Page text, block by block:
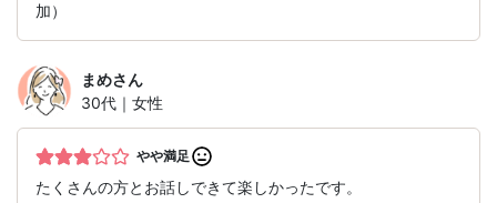
加）
まめさん
30代｜女性
やや満足
たくさんの方とお話しできて楽しかったです。